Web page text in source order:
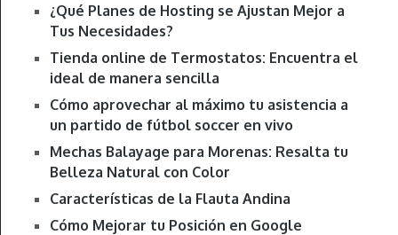
¿Qué Planes de Hosting se Ajustan Mejor a
Tus Necesidades?
Tienda online de Termostatos: Encuentra el
ideal de manera sencilla
Cómo aprovechar al máximo tu asistencia a
un partido de fútbol soccer en vivo
Mechas Balayage para Morenas: Resalta tu
Belleza Natural con Color
Características de la Flauta Andina
Cómo Mejorar tu Posición en Google